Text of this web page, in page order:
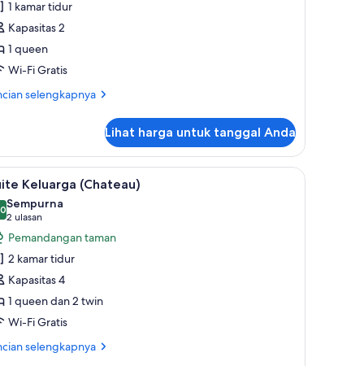
1 kamar tidur
Kapasitas 2
1 queen
Wi-Fi Gratis
selengkapnya
Lihat harga untuk tanggal Anda
Suite Keluarga (Chateau) | Seprai premium,
6 Keluarga (Chateau)
dari 10
Sempurna
2 ulasan
(2
ulasan)
Pemandangan taman
2 kamar tidur
Kapasitas 4
1 queen dan 2 twin
Wi-Fi Gratis
selengkapnya